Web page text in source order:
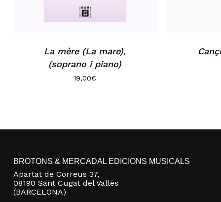
La mère (La mare),
(soprano i piano)
19,00€
BROTONS & MERCADAL EDICIONS MUSICALS
Apartat de Correus 37,
08190 Sant Cugat del Vallès
(BARCELONA)